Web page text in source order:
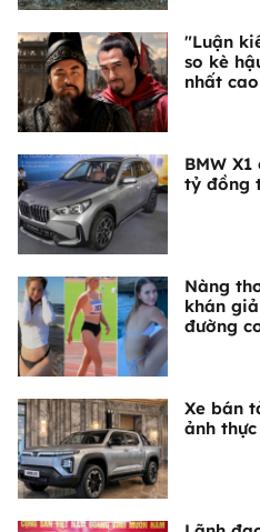
"Luận
so kè
nhất
BMW
tỷ đồng
Nàng
khán
đường
Xe bán
ảnh